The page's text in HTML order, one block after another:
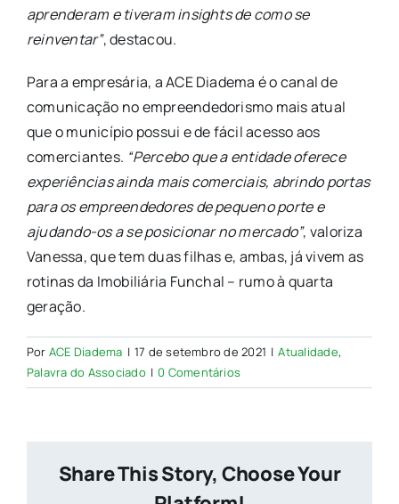
aprenderam e tiveram insights de como se
reinventar”, destacou.
Para a empresária, a ACE Diadema é o canal de
comunicação no empreendedorismo mais atual
que o município possui e de fácil acesso aos
comerciantes. “Percebo que a entidade oferece
experiências ainda mais comerciais, abrindo portas
para os empreendedores de pequeno porte e
ajudando-os a se posicionar no mercado”, valoriza
Vanessa, que tem duas filhas e, ambas, já vivem as
rotinas da Imobiliária Funchal – rumo à quarta
geração.
Por ACE Diadema | 17 de setembro de 2021 | Atualidade,
Palavra do Associado | 0 Comentários
Share This Story, Choose Your